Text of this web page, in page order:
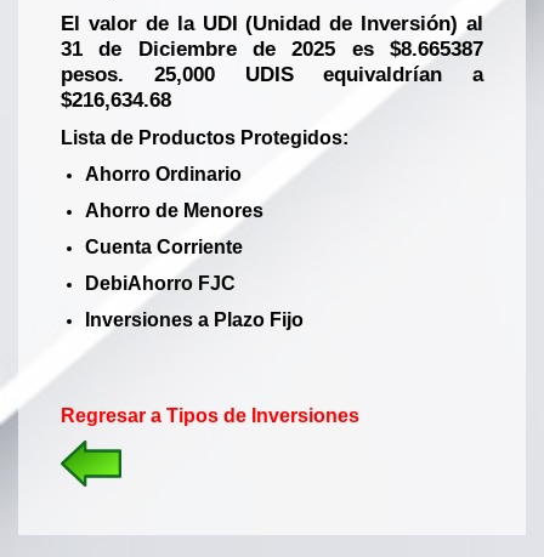
El valor de la UDI (Unidad de Inversión) al
31 de Diciembre de 2025 es $8.665387
pesos. 25,000 UDIS equivaldrían a
$216,634.68
Lista de Productos Protegidos:
Ahorro Ordinario
Ahorro de Menores
Cuenta Corriente
DebiAhorro FJC
Inversiones a Plazo Fijo
Regresar a Tipos de Inversiones